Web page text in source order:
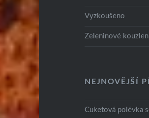
Vyzkoušeno
Zeleninové
NEJNOVĚJŠÍ
Cuketová polévka